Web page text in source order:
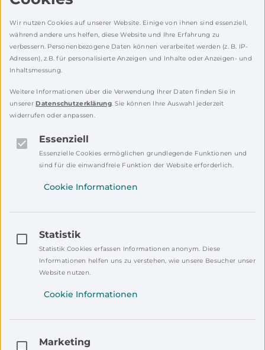
kommentiert.
Bitte einloggen!
Falls du noch kein Mein NEW Konto hast,
registriere dich bitte!
Registrieren
Wir nutzen Cookies auf unserer Website. Einige von ihnen sind essenziell,
während andere uns helfen, diese Website und Ihre Erfahrung zu
verbessern. Personenbezogene Daten können verarbeitet werden (z. B. IP-
Adressen), z.B. für personalisierte Anzeigen und Inhalte oder Anzeigen- und
Inhaltsmessung.
Weitere Informationen über die Verwendung Ihrer Daten finden Sie in
unserer Datenschutzerklärung. Sie können Ihre Auswahl jederzeit
widerrufen oder anpassen.
Essenziell
Essenzielle Cookies ermöglichen grundlegende Funktionen und
sind für die einwandfreie Funktion der Website erforderlich.
Cookie Informationen
Statistik
Statistik Cookies erfassen Informationen anonym. Diese
Informationen helfen uns zu verstehen, wie unsere Besucher unsere
Website nutzen.
Cookie Informationen
Marketing